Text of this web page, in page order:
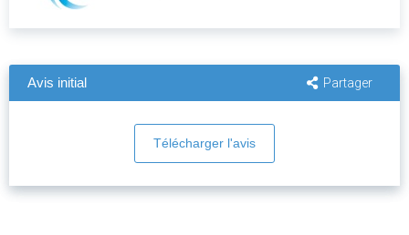
Avis initial Partager
Télécharger l'avis